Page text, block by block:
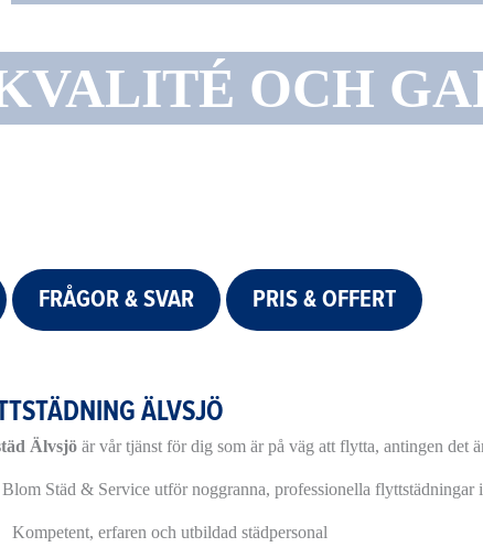
OCH
FRÅGOR & SVAR PRIS & OFFERT
ÄLVSJÖ
Älvsjö är vår tjänst för dig som är på väg att flytta, antingen det
Städ & Service utför noggranna, professionella flyttstädningar
Kompetent, erfaren och utbildad städpersonal